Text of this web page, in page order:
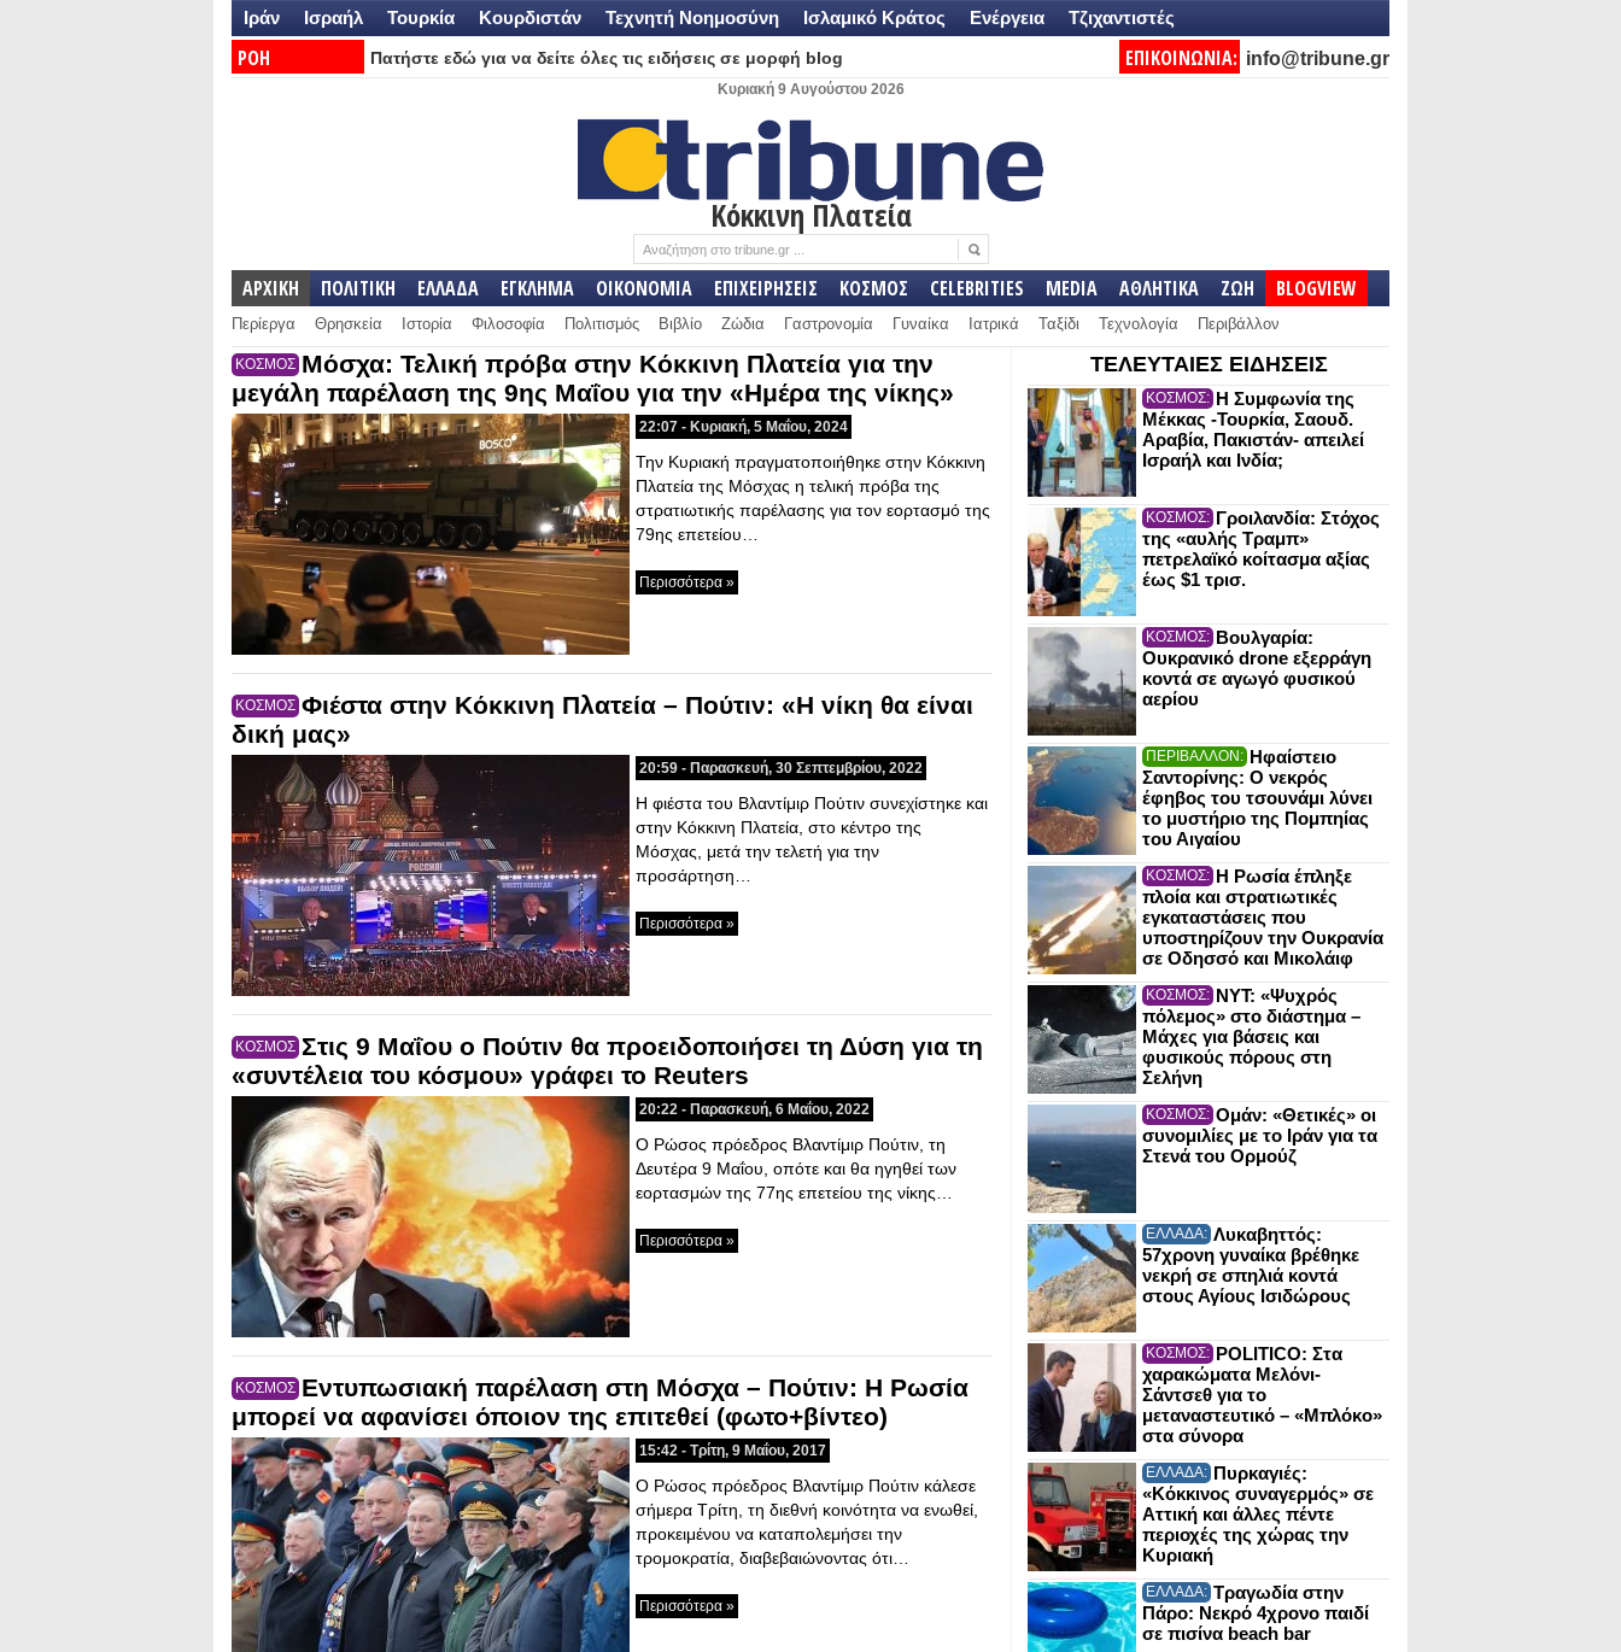
Ιράν Ισραήλ Τουρκία Κουρδιστάν Τεχνητή Νοημοσύνη Ισλαμικό Κράτος Ενέργεια Τζιχαντιστές
ΡΟΗ
Πατήστε εδώ για να δείτε όλες τις ειδήσεις σε μορφή blog ΕΠΙΚΟΙΝΩΝΙΑ: info@tribune.gr
Κυριακή 9 Αυγούστου 2026
Κόκκινη Πλατεία
ΑΡΧΙΚΗ ΠΟΛΙΤΙΚΗ ΕΛΛΑΔΑ ΕΓΚΛΗΜΑ ΟΙΚΟΝΟΜΙΑ ΕΠΙΧΕΙΡΗΣΕΙΣ ΚΟΣΜΟΣ CELEBRITIES MEDIA ΑΘΛΗΤΙΚΑ ΖΩΗ BLOGVIEW
Περίεργα Θρησκεία Ιστορία Φιλοσοφία Πολιτισμός Βιβλίο Ζώδια Γαστρονομία Γυναίκα Ιατρικά Ταξίδι Τεχνολογία Περιβάλλον
ΚΟΣΜΟΣ Μόσχα: Τελική πρόβα στην Κόκκινη Πλατεία για την
μεγάλη παρέλαση της 9ης Μαΐου για την «Ημέρα της νίκης»
22:07 - Κυριακή, 5 Μαΐου, 2024
Την Κυριακή πραγματοποιήθηκε στην Κόκκινη
Πλατεία της Μόσχας η τελική πρόβα της
στρατιωτικής παρέλασης για τον εορτασμό της
79ης επετείου…
Περισσότερα »
ΚΟΣΜΟΣ Φιέστα στην Κόκκινη Πλατεία – Πούτιν: «Η νίκη θα είναι
δική μας»
20:59 - Παρασκευή, 30 Σεπτεμβρίου, 2022
Η φιέστα του Βλαντίμιρ Πούτιν συνεχίστηκε και
στην Κόκκινη Πλατεία, στο κέντρο της
Μόσχας, μετά την τελετή για την
προσάρτηση…
Περισσότερα »
ΚΟΣΜΟΣ Στις 9 Μαΐου ο Πούτιν θα προειδοποιήσει τη Δύση για τη
«συντέλεια του κόσμου» γράφει το Reuters
20:22 - Παρασκευή, 6 Μαΐου, 2022
Ο Ρώσος πρόεδρος Βλαντίμιρ Πούτιν, τη
Δευτέρα 9 Μαΐου, οπότε και θα ηγηθεί των
εορτασμών της 77ης επετείου της νίκης…
Περισσότερα »
ΚΟΣΜΟΣ Εντυπωσιακή παρέλαση στη Μόσχα – Πούτιν: Η Ρωσία
μπορεί να αφανίσει όποιον της επιτεθεί (φωτο+βίντεο)
15:42 - Τρίτη, 9 Μαΐου, 2017
Ο Ρώσος πρόεδρος Βλαντίμιρ Πούτιν κάλεσε
σήμερα Τρίτη, τη διεθνή κοινότητα να ενωθεί,
προκειμένου να καταπολεμήσει την
τρομοκρατία, διαβεβαιώνοντας ότι…
Περισσότερα »
ΤΕΛΕΥΤΑΙΕΣ ΕΙΔΗΣΕΙΣ
ΚΟΣΜΟΣ: Η Συμφωνία της
Μέκκας -Τουρκία, Σαουδ.
Αραβία, Πακιστάν- απειλεί
Ισραήλ και Ινδία;
ΚΟΣΜΟΣ: Γροιλανδία: Στόχος
της «αυλής Τραμπ»
πετρελαϊκό κοίτασμα αξίας
έως $1 τρισ.
ΚΟΣΜΟΣ: Βουλγαρία:
Ουκρανικό drone εξερράγη
κοντά σε αγωγό φυσικού
αερίου
ΠΕΡΙΒΑΛΛΟΝ: Ηφαίστειο
Σαντορίνης: Ο νεκρός
έφηβος του τσουνάμι λύνει
το μυστήριο της Πομπηίας
του Αιγαίου
ΚΟΣΜΟΣ: Η Ρωσία έπληξε
πλοία και στρατιωτικές
εγκαταστάσεις που
υποστηρίζουν την Ουκρανία
σε Οδησσό και Μικολάιφ
ΚΟΣΜΟΣ: NYT: «Ψυχρός
πόλεμος» στο διάστημα –
Μάχες για βάσεις και
φυσικούς πόρους στη
Σελήνη
ΚΟΣΜΟΣ: Ομάν: «Θετικές» οι
συνομιλίες με το Ιράν για τα
Στενά του Ορμούζ
ΕΛΛΑΔΑ: Λυκαβηττός:
57χρονη γυναίκα βρέθηκε
νεκρή σε σπηλιά κοντά
στους Αγίους Ισιδώρους
ΚΟΣΜΟΣ: POLITICO: Στα
χαρακώματα Μελόνι-
Σάντσεθ για το
μεταναστευτικό – «Μπλόκο»
στα σύνορα
ΕΛΛΑΔΑ: Πυρκαγιές:
«Κόκκινος συναγερμός» σε
Αττική και άλλες πέντε
περιοχές της χώρας την
Κυριακή
ΕΛΛΑΔΑ: Τραγωδία στην
Πάρο: Νεκρό 4χρονο παιδί
σε πισίνα beach bar